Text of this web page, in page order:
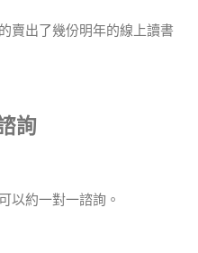
賣出了幾份明年的線上讀書
詢
以約一對一諮詢。